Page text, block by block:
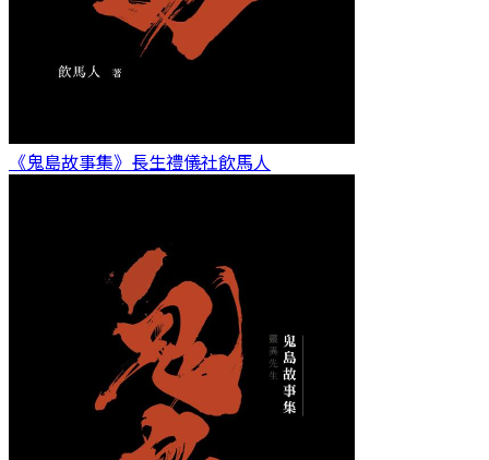
《鬼島故事集》長生禮儀社飲馬人